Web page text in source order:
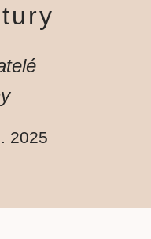
2025